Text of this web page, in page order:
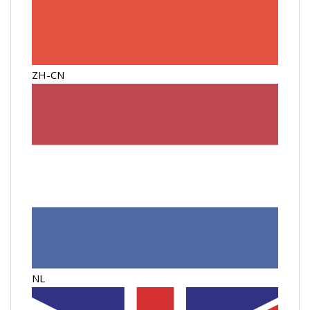
ZH-CN
NL